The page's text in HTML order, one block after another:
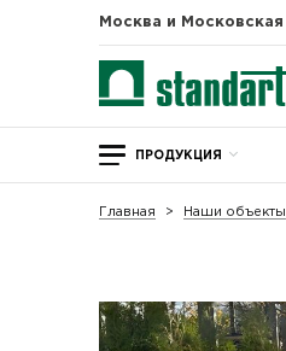
Москва и
ПРОДУКЦИЯ
Главная Наши объекты